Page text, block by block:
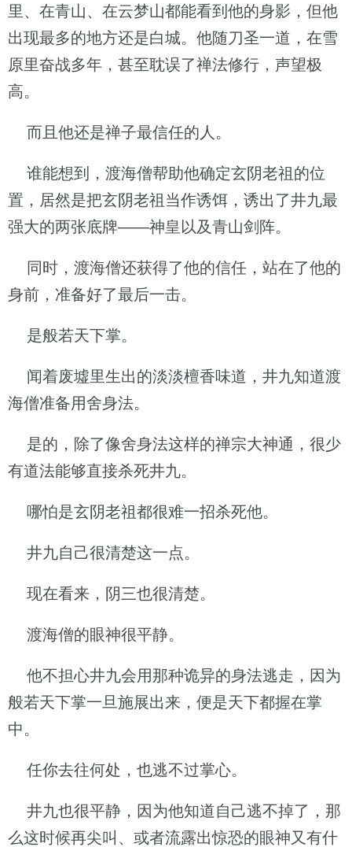
里、在青山、在云梦山都能看到他的身影，但他
出现最多的地方还是白城。他随刀圣一道，在雪
原里奋战多年，甚至耽误了禅法修行，声望极
高。
而且他还是禅子最信任的人。
谁能想到，渡海僧帮助他确定玄阴老祖的位
置，居然是把玄阴老祖当作诱饵，诱出了井九最
强大的两张底牌——神皇以及青山剑阵。
同时，渡海僧还获得了他的信任，站在了他的
身前，准备好了最后一击。
是般若天下掌。
闻着废墟里生出的淡淡檀香味道，井九知道渡
海僧准备用舍身法。
是的，除了像舍身法这样的禅宗大神通，很少
有道法能够直接杀死井九。
哪怕是玄阴老祖都很难一招杀死他。
井九自己很清楚这一点。
现在看来，阴三也很清楚。
渡海僧的眼神很平静。
他不担心井九会用那种诡异的身法逃走，因为
般若天下掌一旦施展出来，便是天下都握在掌
中。
任你去往何处，也逃不过掌心。
井九也很平静，因为他知道自己逃不掉了，那
么这时候再尖叫、或者流露出惊恐的眼神又有什